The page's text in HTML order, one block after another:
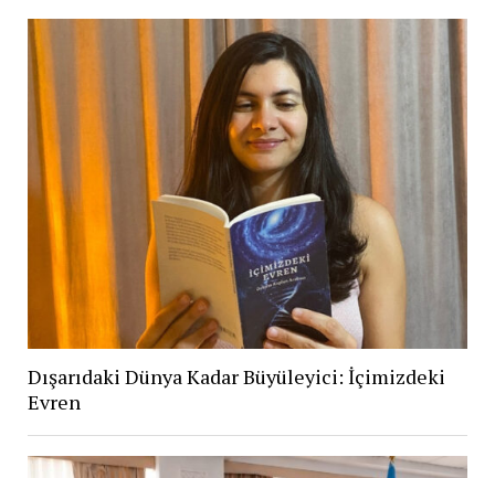
Dışarıdaki Dünya Kadar Büyüleyici: İçimizdeki
Evren